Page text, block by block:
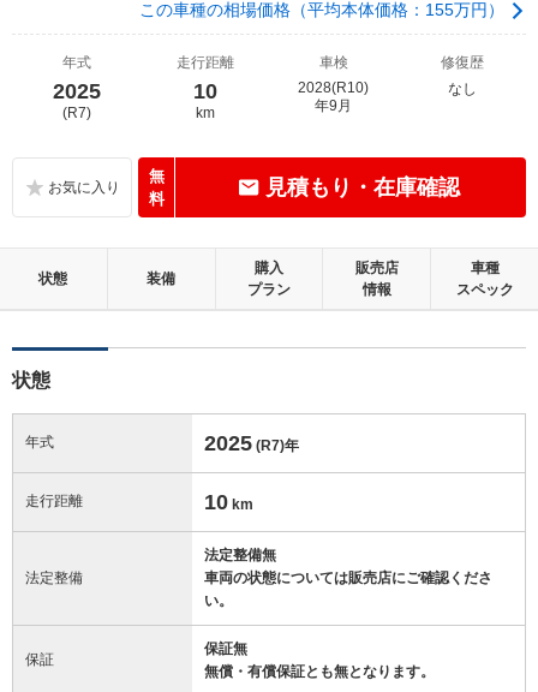
この車種の相場価格（平均本体価格：155万円）
年式
2025
(R7)
走行距離
10
km
車検
2028(R10)
年9月
修復歴
なし
無
料
見積もり・在庫確認
状態 装備
購入
プラン
販売店
情報
車種
スペック
状態
年式 2025 (R7)年
走行距離 10 km
法定整備
法定整備無
車両の状態については販売店にご確認くださ
い。
保証
保証無
無償・有償保証とも無となります。